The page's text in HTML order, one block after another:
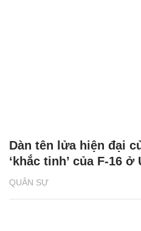
QUÂN SỰ
Dàn tên lửa hiện đại
‘khắc tinh’ của F-16 ở